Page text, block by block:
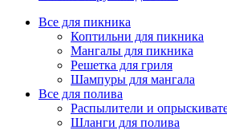
Все для пикника
Коптильни для пикника
Мангалы для пикника
Решетка для гриля
Шампуры для мангала
Все для полива
Распылители и
Шланги для полива